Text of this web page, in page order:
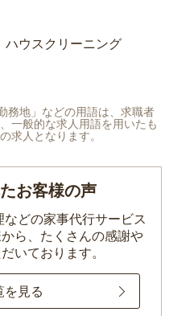
ハウスクリーニング
地」などの用語は、求職者
一般的な求人用語を用いたも
求人となります。
お客様の声
どの家事代行サービス
ら、 たくさんの感謝や
いております。
を見る